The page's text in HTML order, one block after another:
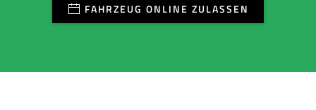
FAHRZEUG ONLINE ZULASSEN